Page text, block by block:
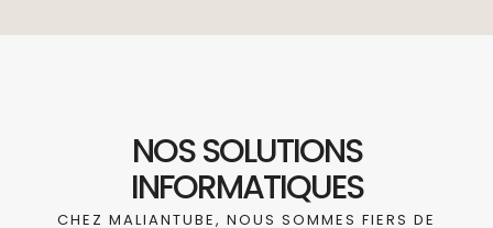
NOS SOLUTIONS
INFORMATIQUES
CHEZ MALIANTUBE, NOUS SOMMES FIERS DE